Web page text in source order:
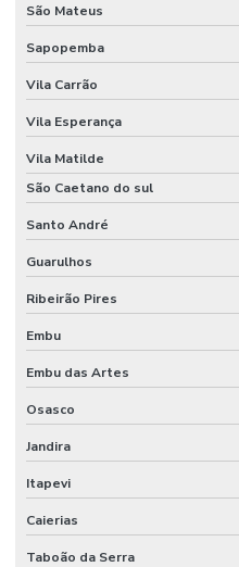
Filme Técnico De Plástico
Filmes Extrudados Para Indústria
Filmes Plásticos Para Alimentos
Filmes Plásticos Para Embalagem
Filmes Plásticos Para
Filmes Plásticos Para
Filmes Plásticos Recicláveis
Filmes Técnicos Para
Filmes Técnicos Personalizados
Fornecedor De Embalagens
São Mateus
Sapopemba
Vila Carrão
Vila Esperança
Vila Matilde
São Caetano do sul
Santo André
Guarulhos
Ribeirão Pires
Embu
Embu das Artes
Osasco
Jandira
Itapevi
Caierias
Taboão da Serra